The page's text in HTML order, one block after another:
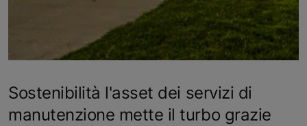
Sostenibilità l'asset dei servizi di
manutenzione mette il turbo grazie